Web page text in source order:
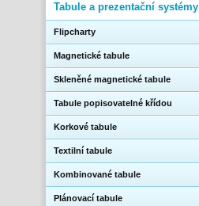
Tabule a prezentační systémy
Flipcharty
Magnetické tabule
Skleněné magnetické tabule
Tabule popisovatelné křídou
Korkové tabule
Textilní tabule
Kombinované tabule
Plánovací tabule